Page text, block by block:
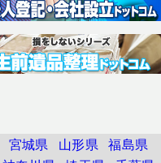
宮城県 山形県 福島県